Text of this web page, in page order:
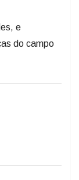
e
do campo